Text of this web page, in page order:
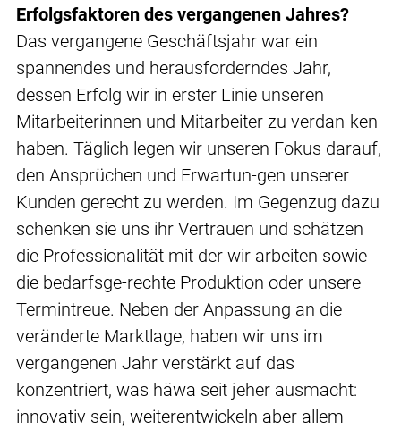
Erfolgsfaktoren des vergangenen Jahres?
Das vergangene Geschäftsjahr war ein
spannendes und herausforderndes Jahr,
dessen Erfolg wir in erster Linie unseren
Mitarbeiterinnen und Mitarbeiter zu verdan-ken
haben. Täglich legen wir unseren Fokus darauf,
den Ansprüchen und Erwartun-gen unserer
Kunden gerecht zu werden. Im Gegenzug dazu
schenken sie uns ihr Vertrauen und schätzen
die Professionalität mit der wir arbeiten sowie
die bedarfsge-rechte Produktion oder unsere
Termintreue. Neben der Anpassung an die
veränderte Marktlage, haben wir uns im
vergangenen Jahr verstärkt auf das
konzentriert, was häwa seit jeher ausmacht:
innovativ sein, weiterentwickeln aber allem